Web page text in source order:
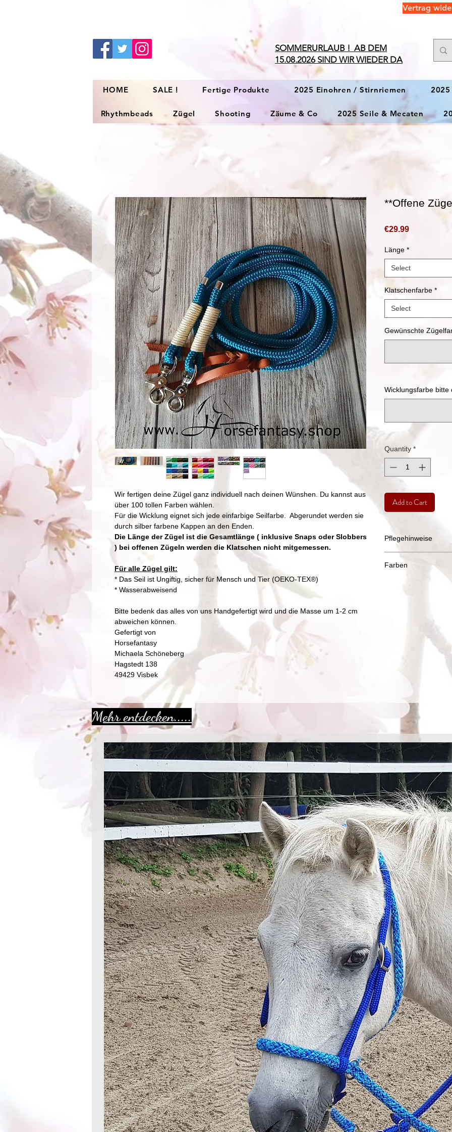
Vertrag
​SOMMERURLAUB ! AB DEM
15.08.2026 SIND WIR WIEDER DA
HOME SALE ! Fertige Produkte 2025 Einohren / Stirnriemen
Rhythmbeads Zügel Shooting Zäume & Co 2025 Seile & Mecaten
Wir fertigen deine Zügel ganz individuell nach deinen Wünshen. Du kannst aus
über 100 tollen Farben wählen.
Für die Wicklung eignet sich jede einfarbige Seilfarbe. Abgerundet werden sie
durch silber farbene Kappen an den Enden.
Die Länge der Zügel ist die Gesamtlänge ( inklusive Snaps oder Slobbers
) bei offenen Zügeln werden die Klatschen nicht mitgemessen.
Für alle Zügel gilt:
* Das Seil ist Ungiftig, sicher für Mensch und Tier (OEKO-TEX®)
* Wasserabweisend
Bitte bedenk das alles von uns Handgefertigt wird und die Masse um 1-2 cm
abweichen können.
Gefertigt von
Horsefantasy
Michaela Schöneberg
Hagstedt 138
49429 Visbek
**Offene
€29.99Price
Länge *
Select
Klatschenfarbe *
Select
Gewünschte
Wicklungsfarbe bitte
Quantity *
Add to Cart
Pflegehinweise
Alle unsere
Waschmaschiene
gewaschen werden.
Leder und
werden. Geht das
Maschiene eine
ziehen und mit
Lederteile sollten
Nicht in den
Farben
Bitte beachtet das
Herstellers
Zusammensetzung
erscheinungsbild
Die Bilder der
Farben, werden
Mehr entdecken.....